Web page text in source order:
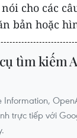
cho các
bản hoặc
tìm kiếm
Information,
trực tiếp với